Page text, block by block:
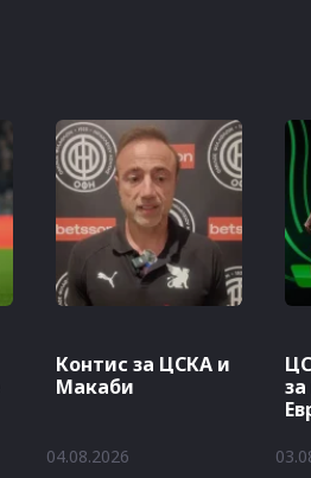
Контис за ЦСКА и
Макаби
04.08.2026